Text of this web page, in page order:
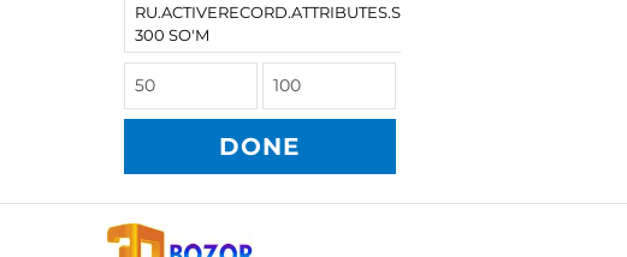
RU.ACTIVERECORD.ATTRIBUTES.SPREE/PRODUCT.MORE_THAN
300 SO'M
DONE